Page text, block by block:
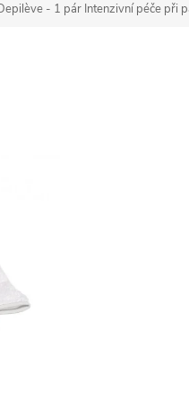
- 1 pár Intenzivní péče při